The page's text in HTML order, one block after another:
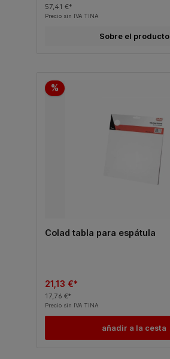
57,41 €*
Precio sin IVA TINA
Sobre el producto
%
Colad tabla para espátula
21,13 €*
17,76 €*
Precio sin IVA TINA
añadir a la cesta